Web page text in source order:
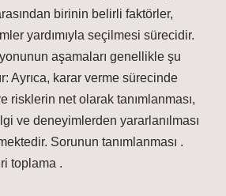
birinin belirli faktörler,
yardımıyla seçilmesi sürecidir.
aşamaları genellikle şu
Ayrıca, karar verme sürecinde
risklerin net olarak tanımlanması,
ve deneyimlerden yararlanılması
Sorunun tanımlanması .
toplama .